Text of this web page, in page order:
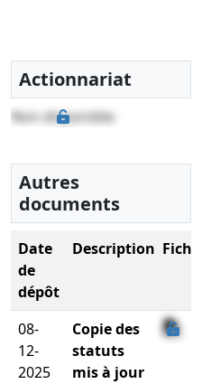
Actionnariat
Non disponible
Autres
documents
Date
de
dépôt
Description
08-
12-
2025
Copie des
statuts
mis à jour